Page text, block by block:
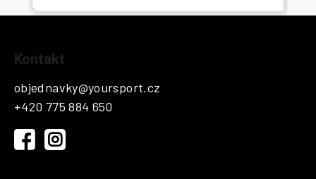
Kontakt
objednavky@yoursport.cz
+420 775 884 650